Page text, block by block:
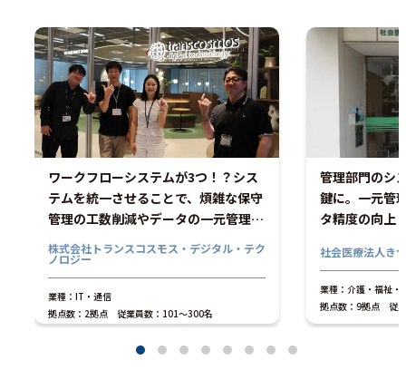
ワークフローシステムが3つ！？シス
テムを統一させることで、煩雑な保守
管理の工数削減やデータの一元管理を
実現させていく！
株式会社トランスコスモス・デジタル・テク
ノロジー
業種：IT・通信
拠点数：2拠点
従業員数：101〜300名
管理部門のシ
鍵に。一元管
タ精度の向上
社会医療法人き
業種：介護・福祉・
拠点数：9拠点
従